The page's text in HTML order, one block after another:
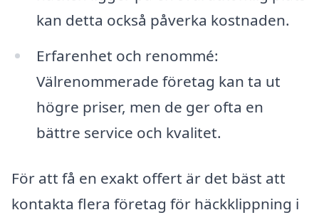
kan detta också påverka kostnaden.
Erfarenhet och renommé:
Välrenommerade företag kan ta ut
högre priser, men de ger ofta en
bättre service och kvalitet.
För att få en exakt offert är det bäst att
kontakta flera företag för häckklippning i